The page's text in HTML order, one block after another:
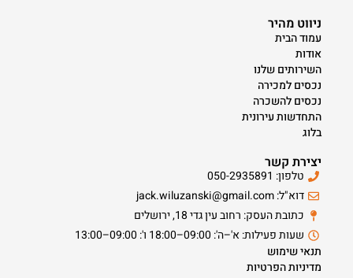
ניווט מהיר
עמוד הבית
אודות
השירותים שלנו
נכסים למכירה
נכסים להשכרה
התחדשות עירונית
בלוג
יצירת קשר
טלפון: 050-2935891
דוא"ל: jack.wiluzanski@gmail.com
כתובת העסק: רחוב עין גדי 18, ירושלים
שעות פעילות: א'–ה': 09:00–18:00 ו': 09:00–13:00
תנאי שימוש
מדיניות הפרטיות